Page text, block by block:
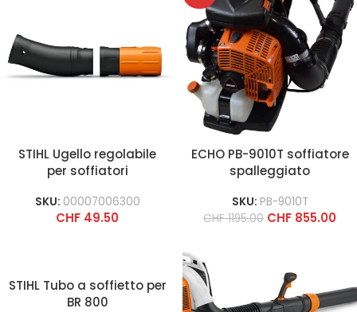
STIHL Ugello regolabile
per soffiatori
SKU: 00007006300
CHF 49.50
ECHO PB-9010T soffiatore
spalleggiato
SKU: PB-9010T
CHF1195.00 CHF 855.00
STIHL Tubo a soffietto per
BR 800